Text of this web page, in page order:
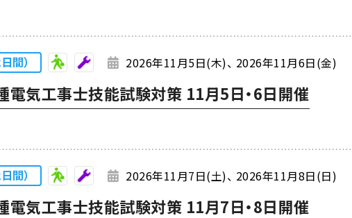
間） 2026年11月5日(木) 2026年11月6日(金)
電気工事士技能試験対策 11月5日・6日開催
間） 2026年11月7日(土) 2026年11月8日(日)
電気工事士技能試験対策 11月7日・8日開催